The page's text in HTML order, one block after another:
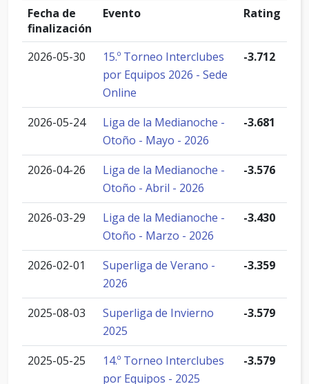
Fecha de
finalización
Evento Rating
2026-05-30
15.º Torneo Interclubes
por Equipos 2026 - Sede
Online
-3.712
2026-05-24
Liga de la Medianoche -
Otoño - Mayo - 2026
-3.681
2026-04-26
Liga de la Medianoche -
Otoño - Abril - 2026
-3.576
2026-03-29
Liga de la Medianoche -
Otoño - Marzo - 2026
-3.430
2026-02-01
Superliga de Verano -
2026
-3.359
2025-08-03
Superliga de Invierno
2025
-3.579
2025-05-25
14.º Torneo Interclubes
por Equipos - 2025
-3.579